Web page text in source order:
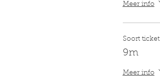
Meer info
Soort ticket
9m
Meer info